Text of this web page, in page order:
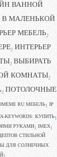
ВАННОЙ
В МАЛЕНЬКОЙ
МЕБЕЛЬ2
2 ИНТЕРЬЕР
2 ВЫБИРАТЬ
КОМНАТЫ2
2 ПОТОЛОЧНЫЕ
RU МЕБЕЛЬ1 IP
KEYWORDS: КУПИТЬ1
РУКАМИ1 IMEX1
СТИЛЬНОЙ
ДЛЯ СОЛНЕЧНЫХ